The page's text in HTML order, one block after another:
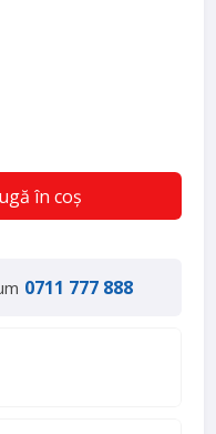
în coș
0711 777 888